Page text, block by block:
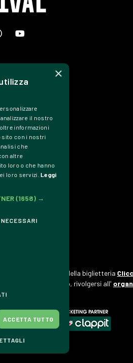
01002580957
supporto all'acquisto della biglietteria
programma e l'evento, rivolgersi all'
×
il nostro
informazioni
sito con i nostri
che
altre
loro o che hanno
loro servizi. Leggi
(1658) →
ACCETTA TUTTO